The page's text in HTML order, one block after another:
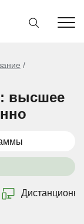
высшее
Дистанционно